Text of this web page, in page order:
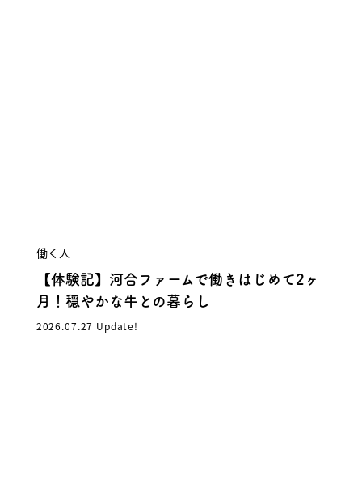
働く人
【体験記】河合ファームで働きはじめて2ヶ
月！穏やかな牛との暮らし
2026.07.27 Update!